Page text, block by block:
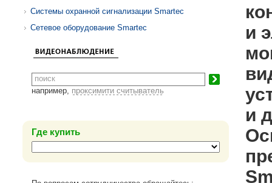
Системы охранной сигнализации Smartec
Сетевое оборудование Smartec
например, проксимити считыватель
Где купить
и
и